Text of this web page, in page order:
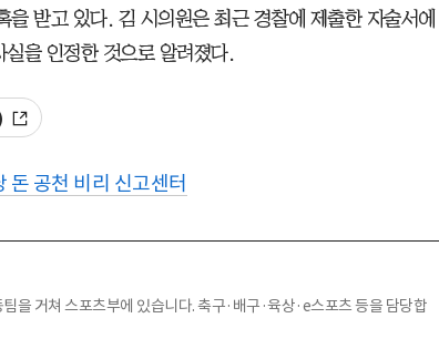
을 받고 있다. 김 시의원은 최근 경찰에 제출한 자술서에
을 인정한 것으로 알려졌다.
돈 공천 비리 신고센터
을 거쳐 스포츠부에 있습니다. 축구·배구·육상·e스포츠 등을 담당합